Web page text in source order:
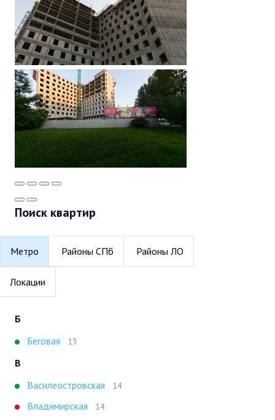
Поиск квартир
Метро Районы СПб Районы ЛО
Локации
Б
Беговая
13
В
Василеостровская
14
Владимирская 14